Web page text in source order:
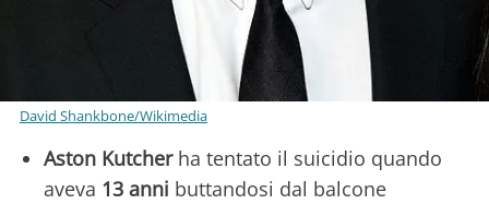
David Shankbone/Wikimedia
Aston Kutcherha tentato il suicidio quando
aveva 13 anni buttandosi dal balcone